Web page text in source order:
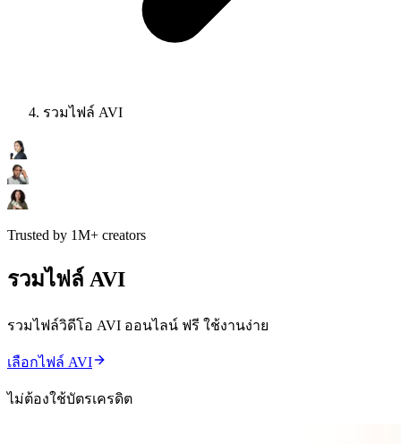
รวมไฟล์ AVI
Trusted by 1M+ creators
รวมไฟล์ AVI
รวมไฟล์วิดีโอ AVI ออนไลน์ ฟรี ใช้งานง่าย
เลือกไฟล์ AVI
ไม่ต้องใช้บัตรเครดิต